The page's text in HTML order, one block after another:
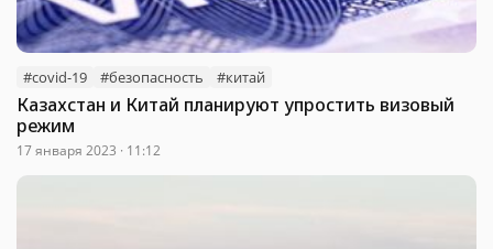
#covid-19 #безопасность #китай
Казахстан и Китай планируют упростить визовый
режим
17 января 2023 · 11:12